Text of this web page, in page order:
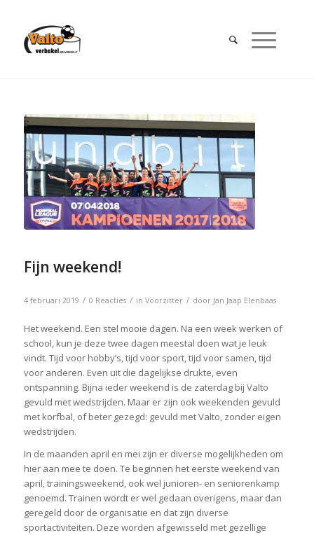
Fijn weekend!
4 februari 2019 / 0 Reacties / in Voorzitter / door Jan Jaap Elenbaas
Het weekend. Een stel mooie dagen. Na een week werken of
school, kun je deze twee dagen meestal doen wat je leuk
vindt. Tijd voor hobby’s, tijd voor sport, tijd voor samen, tijd
voor anderen. Even uit die dagelijkse drukte, even
ontspanning. Bijna ieder weekend is de zaterdag bij Valto
gevuld met wedstrijden. Maar er zijn ook weekenden gevuld
met korfbal, of beter gezegd: gevuld met Valto, zonder eigen
wedstrijden.
In de maanden april en mei zijn er diverse mogelijkheden om
hier aan mee te doen. Te beginnen het eerste weekend van
april, trainingsweekend, ook wel junioren- en seniorenkamp
genoemd. Trainen wordt er wel gedaan overigens, maar dan
geregeld door de organisatie en dat zijn diverse
sportactiviteiten. Deze worden afgewisseld met gezellige